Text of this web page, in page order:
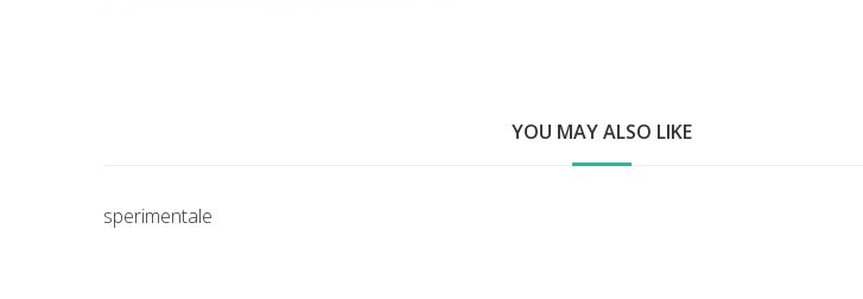
YOU MAY ALSO LIKE
sperimentale